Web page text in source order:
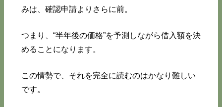
みは、確認申請よりさらに前。
つまり、“半年後の価格”を予測しながら借入額を決
めることになります。
この情勢で、それを完全に読むのはかなり難しい
です。